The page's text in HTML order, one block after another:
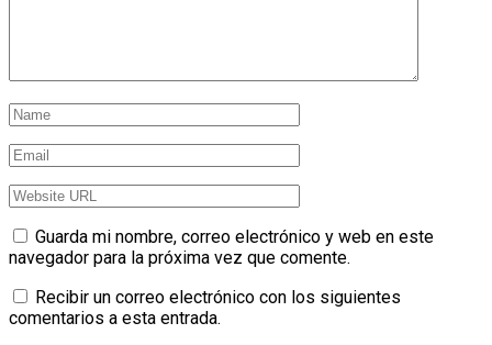
Guarda mi nombre, correo electrónico y web en este
navegador para la próxima vez que comente.
Recibir un correo electrónico con los siguientes
comentarios a esta entrada.